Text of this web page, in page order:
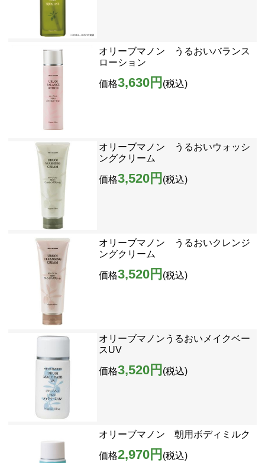
オリーブマノン うるおいバランス
ローション
価格3,630円 (税込)
オリーブマノン うるおいウォッシ
ングクリーム
価格3,520円 (税込)
オリーブマノン うるおいクレンジ
ングクリーム
価格3,520円 (税込)
オリーブマノンうるおいメイクベー
スUV
価格3,520円 (税込)
オリーブマノン 朝用ボディミルク
価格2,970円 (税込)